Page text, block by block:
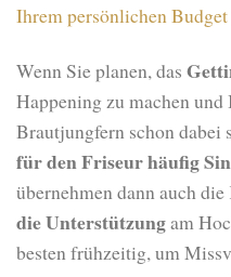
Ihrem persönlichen Budget
Wenn Sie planen, das
Happening zu machen und
Brautjungfern schon dabei
für den Friseur häufig
übernehmen dann auch die
die Unterstützungam
besten frühzeitig, um